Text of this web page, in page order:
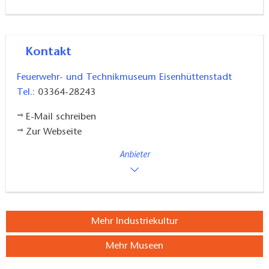
Kontakt
Feuerwehr- und Technikmuseum Eisenhüttenstadt
Tel.: 03364-28243
E-Mail schreiben
Zur Webseite
Anbieter
Mehr Industriekultur
Mehr Museen